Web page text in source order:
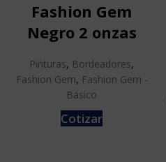
Fashion Gem
Negro 2 onzas
Pinturas, Bordeadores,
Fashion Gem, Fashion Gem -
Básico
Cotizar